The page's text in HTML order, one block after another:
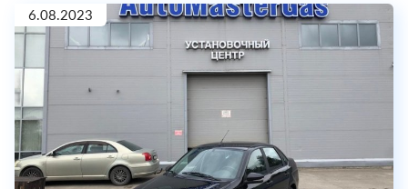
6.08.2023